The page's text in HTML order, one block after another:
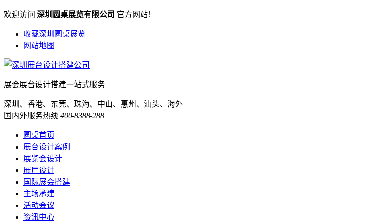
欢迎访问 深圳圆桌展览有限公司 官方网站！
收藏深圳圆桌展览
网站地图
展会展台设计搭建一站式服务
深圳、香港、东莞、珠海、中山、惠州、汕头、海外
国内外服务热线 400-8388-288
圆桌首页
展台设计案例
展览会设计
展厅设计
国际展会搭建
主场承建
活动会议
资讯中心